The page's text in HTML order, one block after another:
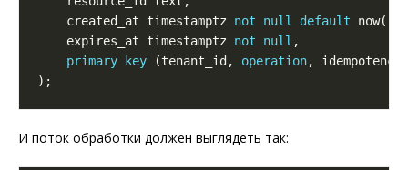
    created_at timestamptz
not null default
    expires_at timestamptz
not null
primary
key (tenant_id, operation
И поток обработки должен выглядеть так: